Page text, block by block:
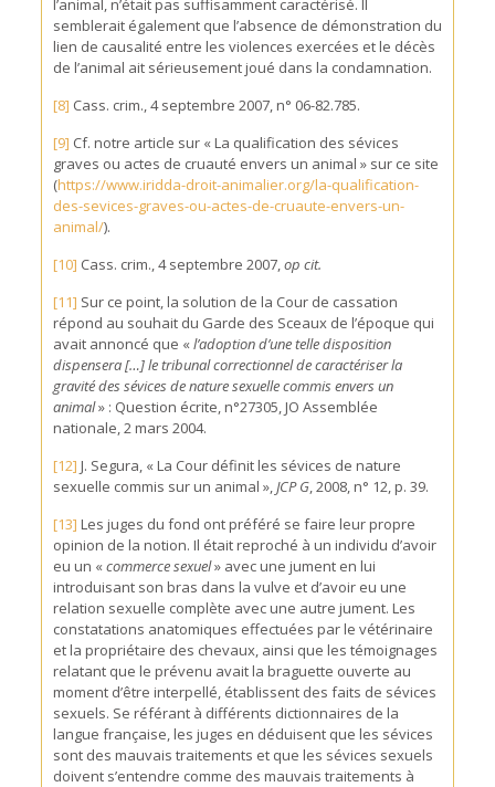
l’animal, n’était pas suffisamment caractérisé. Il
semblerait également que l’absence de démonstration du
lien de causalité entre les violences exercées et le décès
de l’animal ait sérieusement joué dans la condamnation.
[8] Cass. crim., 4 septembre 2007, n° 06-82.785.
[9] Cf. notre article sur « La qualification des sévices
graves ou actes de cruauté envers un animal » sur ce site
(https://www.iridda-droit-animalier.org/la-qualification-
des-sevices-graves-ou-actes-de-cruaute-envers-un-
animal/).
[10] Cass. crim., 4 septembre 2007,op cit.
[11] Sur ce point, la solution de la Cour de cassation
répond au souhait du Garde des Sceaux de l’époque qui
avait annoncé que «l’adoption d’une telle disposition
dispensera […] le tribunal correctionnel de caractériser la
gravité des sévices de nature sexuelle commis envers un
animal» : Question écrite, n°27305, JO Assemblée
nationale, 2 mars 2004.
[12] J. Segura, « La Cour définit les sévices de nature
sexuelle commis sur un animal »,JCP G, 2008, n° 12, p. 39.
[13] Les juges du fond ont préféré se faire leur propre
opinion de la notion. Il était reproché à un individu d’avoir
eu un «commerce sexuel» avec une jument en lui
introduisant son bras dans la vulve et d’avoir eu une
relation sexuelle complète avec une autre jument. Les
constatations anatomiques effectuées par le vétérinaire
et la propriétaire des chevaux, ainsi que les témoignages
relatant que le prévenu avait la braguette ouverte au
moment d’être interpellé, établissent des faits de sévices
sexuels. Se référant à différents dictionnaires de la
langue française, les juges en déduisent que les sévices
sont des mauvais traitements et que les sévices sexuels
doivent s’entendre comme des mauvais traitements à